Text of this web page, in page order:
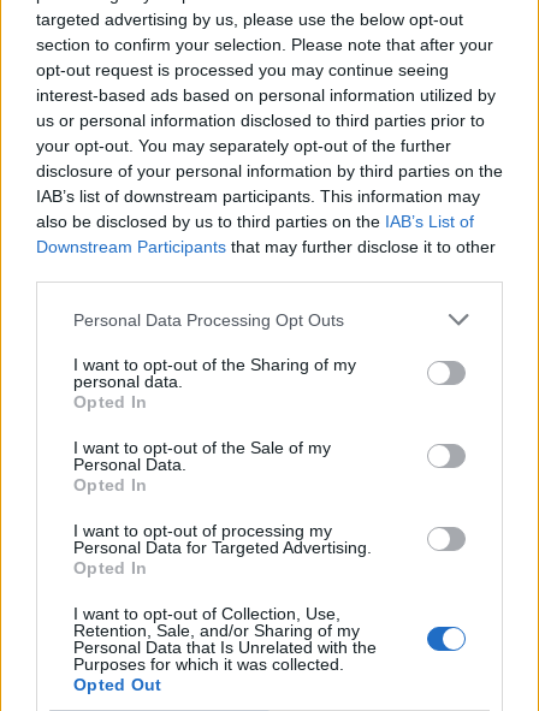
targeted advertising by us, please use the below opt-out
section to confirm your selection. Please note that after your
opt-out request is processed you may continue seeing
interest-based ads based on personal information utilized by
us or personal information disclosed to third parties prior to
your opt-out. You may separately opt-out of the further
disclosure of your personal information by third parties on the
IAB’s list of downstream participants. This information may
also be disclosed by us to third parties on the IAB’s List of
Downstream Participants that may further disclose it to other
Personal Data Processing Opt Outs
I want to opt-out of the Sharing of my
personal data.
Opted In
I want to opt-out of the Sale of my
Personal Data.
Opted In
I want to opt-out of processing my
Personal Data for Targeted Advertising.
Opted In
I want to opt-out of Collection, Use,
Retention, Sale, and/or Sharing of my
Personal Data that Is Unrelated with the
Purposes for which it was collected.
Opted Out
ΑΠΕ-ΜΠΕ
Ακολουθήστε το OLAFAQ